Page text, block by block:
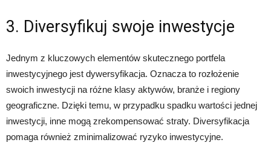
3. Diversyfikuj swoje inwestycje
Jednym z kluczowych elementów skutecznego portfela
inwestycyjnego jest dywersyfikacja. Oznacza to rozłożenie
swoich inwestycji na różne klasy aktywów, branże i regiony
geograficzne. Dzięki temu, w przypadku spadku wartości jednej
inwestycji, inne mogą zrekompensować straty. Diversyfikacja
pomaga również zminimalizować ryzyko inwestycyjne.